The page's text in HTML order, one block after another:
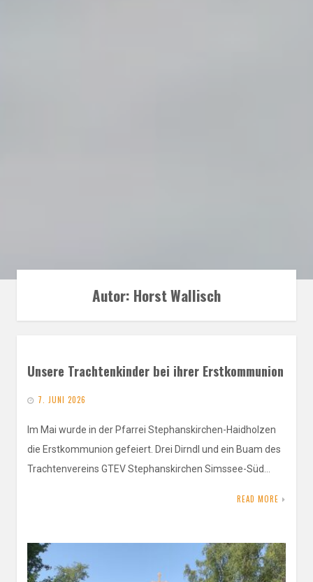
Autor: Horst Wallisch
Unsere Trachtenkinder bei ihrer Erstkommunion
7. JUNI 2026
Im Mai wurde in der Pfarrei Stephanskirchen-Haidholzen
die Erstkommunion gefeiert. Drei Dirndl und ein Buam des
Trachtenvereins GTEV Stephanskirchen Simssee-Süd…
READ MORE